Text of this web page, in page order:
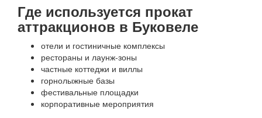
Где используется прокат
аттракционов в Буковеле
отели и гостиничные комплексы
рестораны и лаунж-зоны
частные коттеджи и виллы
горнолыжные базы
фестивальные площадки
корпоративные мероприятия